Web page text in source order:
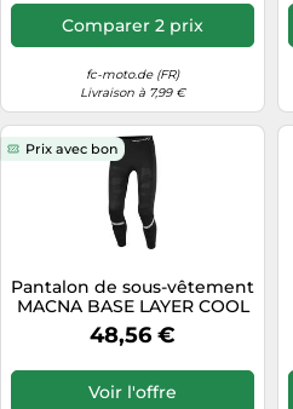
Comparer 2 prix
fc-moto.de (FR)
Livraison à 7,99 €
Prix avec bon
Pantalon de sous-vêtement
MACNA BASE LAYER COOL
noir-gris-argent L-XL
48,56 €
Voir l'offre